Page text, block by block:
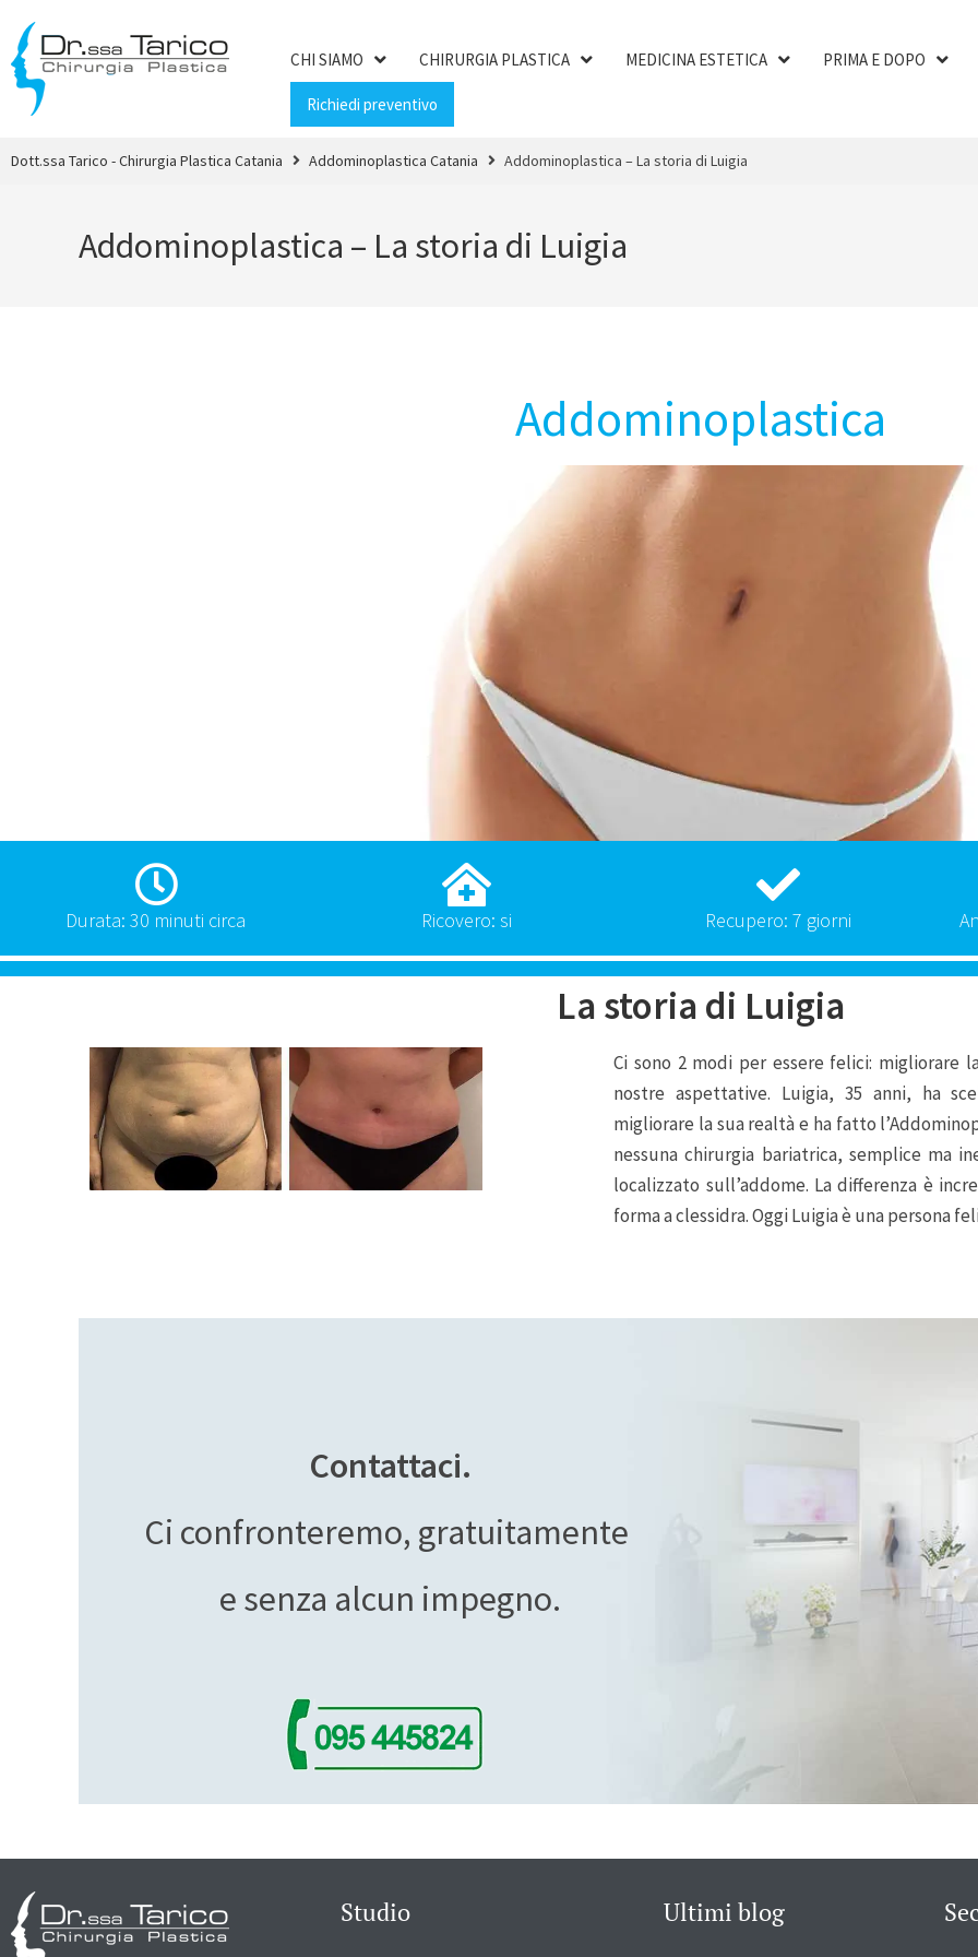
CHI SIAMO CHIRURGIA PLASTICA MEDICINA ESTETICA PRIMA E DOPO
Richiedi preventivo
Dott.ssa Tarico - Chirurgia Plastica Catania Addominoplastica Catania Addominoplastica – La storia di Luigia
Addominoplastica – La storia di Luigia
Addominoplastica
Durata: 30 minuti circa Ricovero: si Recupero: 7 giorni
La storia di Luigia
Ci sono 2 modi per essere felici: migliorare
nostre aspettative. Luigia, 35 anni, ha
migliorare la sua realtà e ha fatto
nessuna chirurgia bariatrica, semplice ma
localizzato sull’addome. La differenza è
forma a clessidra. Oggi Luigia è una persona
Contattaci.
Ci confronteremo, gratuitamente
e senza alcun impegno.
Studio Ultimi blog